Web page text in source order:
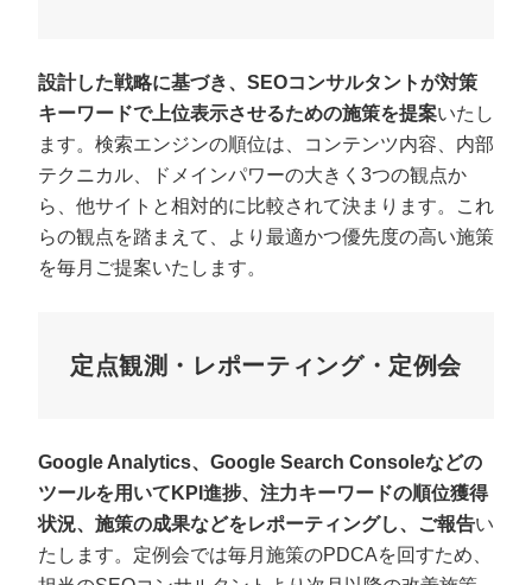
設計した戦略に基づき、SEOコンサルタントが対策
キーワードで上位表示させるための施策を提案いたし
ます。検索エンジンの順位は、コンテンツ内容、内部
テクニカル、ドメインパワーの大きく3つの観点か
ら、他サイトと相対的に比較されて決まります。これ
らの観点を踏まえて、より最適かつ優先度の高い施策
を毎月ご提案いたします。
定点観測・レポーティング・定例会
Google Analytics、Google Search Consoleなどの
ツールを用いてKPI進捗、注力キーワードの順位獲得
状況、施策の成果などをレポーティングし、ご報告い
たします。定例会では毎月施策のPDCAを回すため、